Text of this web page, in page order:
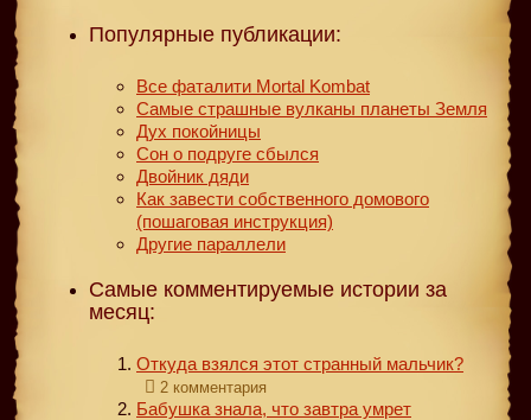
Популярные публикации:
Все фаталити Mortal Kombat
Самые страшные вулканы планеты Земля
Дух покойницы
Сон о подруге сбылся
Двойник дяди
Как завести собственного домового
(пошаговая инструкция)
Другие параллели
Самые комментируемые истории за
месяц:
Откуда взялся этот странный мальчик?
2 комментария
Бабушка знала, что завтра умрет